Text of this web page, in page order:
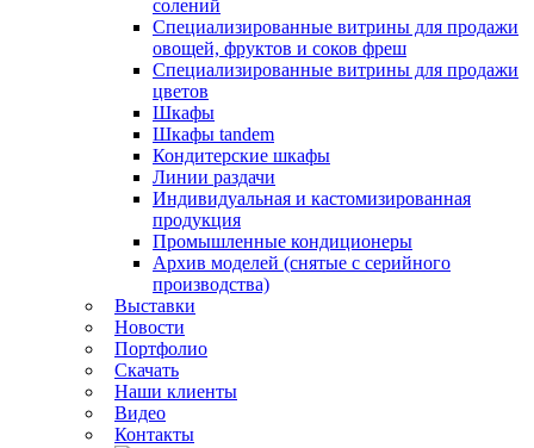
солений
Специализированные витрины для продажи
овощей, фруктов и соков фреш
Специализированные витрины для продажи
цветов
Шкафы
Шкафы tandem
Кондитерские шкафы
Линии раздачи
Индивидуальная и кастомизированная
продукция
Промышленные кондиционеры
Архив моделей (снятые с серийного
производства)
Выставки
Новости
Портфолио
Скачать
Наши клиенты
Видео
Контакты